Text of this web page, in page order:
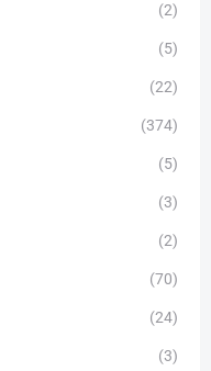
(2)
(5)
(22)
(374)
(5)
(3)
(2)
(70)
(24)
(3)